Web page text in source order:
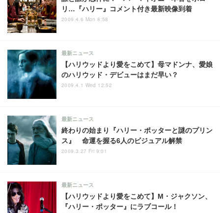
リ…『ハリー』コメント付き最新映像到着
2009.4.6 Mon 8:58
【ハリウッドより愛をこめて】母マドンナ、愛娘
のハリウッド・デビューはまだ早い？
最新ニュース
2009.4.1 Wed 12:52
終わりの始まり『ハリー・ポッターと謎のプリン
ス』 命運を握る6人のビジュアル解禁
最新ニュース
2009.3.27 Fri 9:01
【ハリウッドより愛をこめて】M・ジャクソン、
『ハリー・ポッター』にラブコール！
最新ニュース